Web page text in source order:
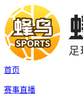
首页
赛事直播